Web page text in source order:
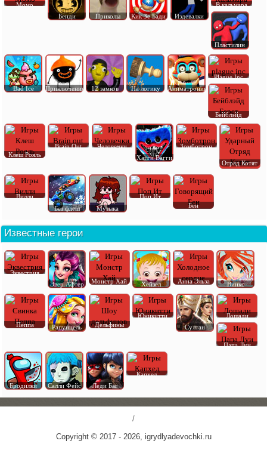
Момо
Бенди
Приколы Кик Зе Бади Издевалки
В кальмара
Пластилин
Bad Ice Приключения 12 замков На логику Аниматроник
Plague Inc
Бейблэйд
Клеш Рояль
Brain Out
Человечки
Хагги Вагги
Зомботрон
Отряд Котят
Вилли
Без флеш
Музыка
Поп Ит
Бен
Известные герои
Эквестрия
Эвер Афтер
Монстр Хай Хейзел Анна Эльза Винкс
Пеппа Рапунцель Дельфины
Юникитти
Султан
Лошади
Папа Луи
Бродилки Салли Фейс Леди Баг
Капхед
/
Copyright © 2017 - 2026, igrydlyadevochki.ru